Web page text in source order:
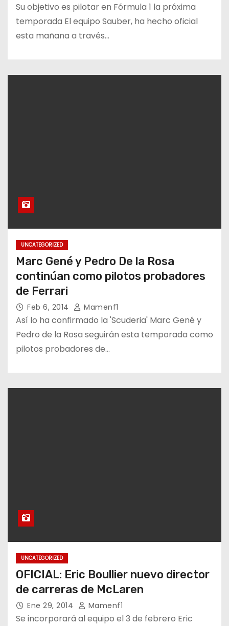
Su objetivo es pilotar en Fórmula 1 la próxima
temporada El equipo Sauber, ha hecho oficial
esta mañana a través…
UNCATEGORIZED
Marc Gené y Pedro De la Rosa
continúan como pilotos probadores
de Ferrari
Feb 6, 2014 Mamenf1
Así lo ha confirmado la 'Scuderia' Marc Gené y
Pedro de la Rosa seguirán esta temporada como
pilotos probadores de…
UNCATEGORIZED
OFICIAL: Eric Boullier nuevo director
de carreras de McLaren
Ene 29, 2014 Mamenf1
Se incorporará al equipo el 3 de febrero Eric